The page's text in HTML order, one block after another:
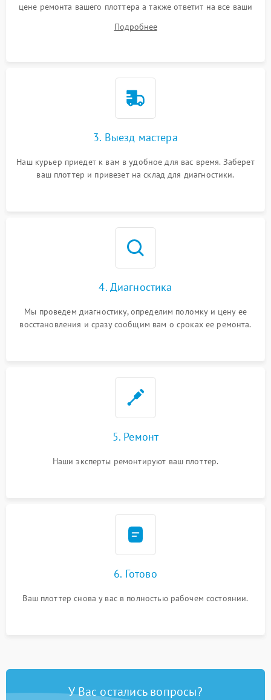
цене ремонта вашего плоттера а также ответит на все ваши
Подробнее
3. Выезд мастера
Наш курьер приедет к вам в удобное для вас время. Заберет
ваш плоттер и привезет на склад для диагностики.
4. Диагностика
Мы проведем диагностику, определим поломку и цену ее
восстановления и сразу сообщим вам о сроках ее ремонта.
5. Ремонт
Наши эксперты ремонтируют ваш плоттер.
6. Готово
Ваш плоттер снова у вас в полностью рабочем состоянии.
У Вас остались вопросы?